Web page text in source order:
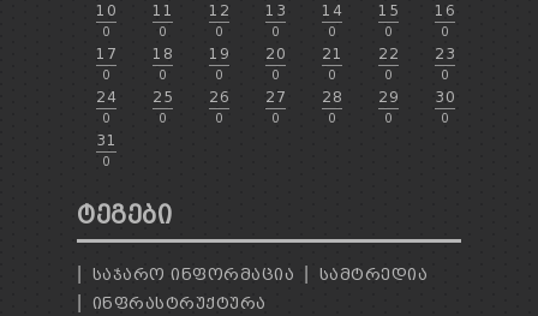
10
0
11
0
12
0
13
0
14
0
15
0
16
0
17
0
18
0
19
0
20
0
21
0
22
0
23
0
24
0
25
0
26
0
27
0
28
0
29
0
30
0
31
0
ᲢᲔᲒᲔᲑᲘ
ᲡᲐᲯᲐᲠᲝ ᲘᲜᲤᲝᲠᲛᲐᲪᲘᲐ
ᲡᲐᲛᲢᲠᲔᲓᲘᲐ
ᲘᲜᲤᲠᲐᲡᲢᲠᲣᲥᲢᲣᲠᲐ